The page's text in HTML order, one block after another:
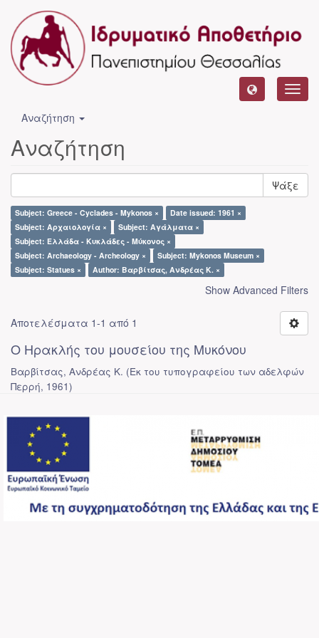
Αναζήτηση
Αναζήτηση
Ψάξε
Subject: Greece - Cyclades - Mykonos ×
Date issued: 1961 ×
Subject: Αρχαιολογία ×
Subject: Αγάλματα ×
Subject: Ελλάδα - Κυκλάδες - Μύκονος ×
Subject: Archaeology - Archeology ×
Subject: Mykonos Museum ×
Subject: Statues ×
Author: Βαρβίτσας, Ανδρέας Κ. ×
Show Advanced Filters
Αποτελέσματα 1-1 από 1
Ο Ηρακλής του μουσείου της Μυκόνου
Βαρβίτσας, Ανδρέας Κ. (Εκ του τυπογραφείου των αδελφών
Περρή, 1961)